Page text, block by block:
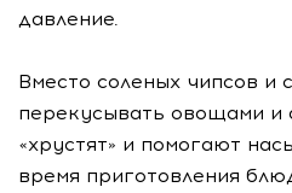
давление.
Вместо соленых чипсов и
перекусывать овощами
«хрустят» и помогают
время приготовления